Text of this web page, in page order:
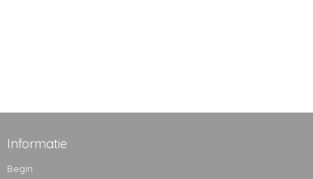
Informatie
Begin